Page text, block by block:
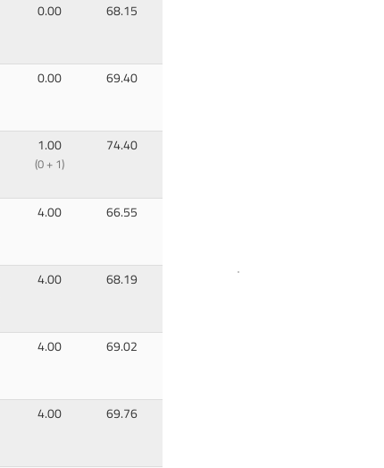
0.00 68.15
0.00 69.40
1.00
(0 + 1)
74.40
4.00 66.55
4.00 68.19
4.00 69.02
4.00 69.76